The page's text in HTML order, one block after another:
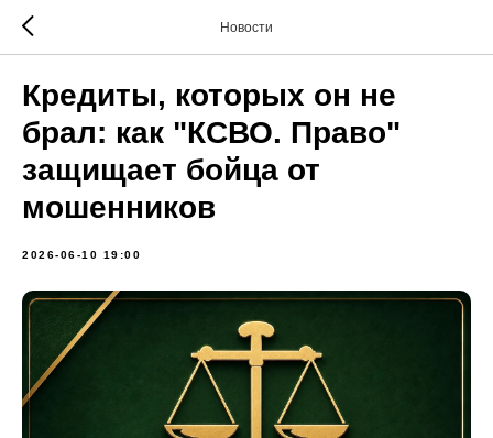
Новости
Кредиты, которых он не
брал: как "КСВО. Право"
защищает бойца от
мошенников
2026-06-10 19:00